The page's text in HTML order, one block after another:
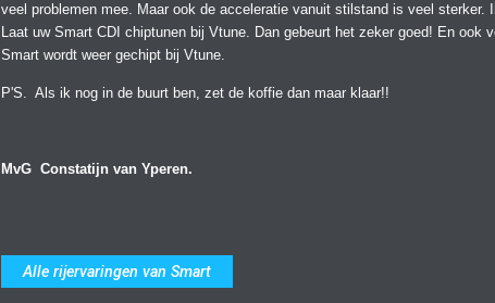
veel problemen mee. Maar ook de acceleratie vanuit stilstand is veel sterker.
Laat uw Smart CDI chiptunen bij Vtune. Dan gebeurt het zeker goed! En ook
Smart wordt weer gechipt bij Vtune.
P'S. Als ik nog in de buurt ben, zet de koffie dan maar klaar!!
MvG Constatijn van Yperen.
Alle rijervaringen van Smart